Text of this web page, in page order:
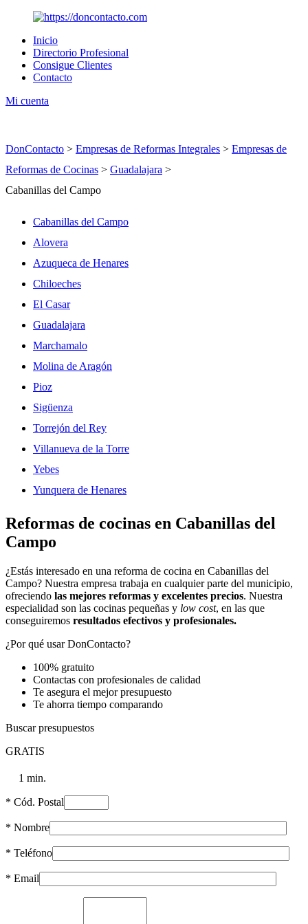
Inicio
Directorio Profesional
Consigue Clientes
Contacto
Mi cuenta
DonContacto > Empresas de Reformas Integrales > Empresas de
Reformas de Cocinas > Guadalajara >
Cabanillas del Campo
Cabanillas del Campo
Alovera
Azuqueca de Henares
Chiloeches
El Casar
Guadalajara
Marchamalo
Molina de Aragón
Pioz
Sigüenza
Torrejón del Rey
Villanueva de la Torre
Yebes
Yunquera de Henares
Reformas de cocinas en Cabanillas del
Campo
¿Estás interesado en una reforma de cocina en Cabanillas del
Campo? Nuestra empresa trabaja en cualquier parte del municipio,
ofreciendo las mejores reformas y excelentes precios. Nuestra
especialidad son las cocinas pequeñas y low cost, en las que
conseguiremos resultados efectivos y profesionales.
¿Por qué usar DonContacto?
100% gratuito
Contactas con profesionales de calidad
Te asegura el mejor presupuesto
Te ahorra tiempo comparando
Buscar presupuestos
GRATIS
1 min.
* Cód. Postal
* Nombre
* Teléfono
* Email